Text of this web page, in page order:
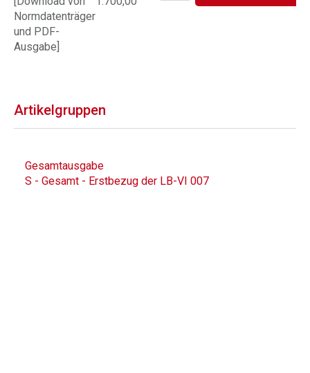
Normdatenträger
und PDF-
Ausgabe]
Artikelgruppen
Gesamtausgabe
S - Gesamt - Erstbezug der LB-VI 007